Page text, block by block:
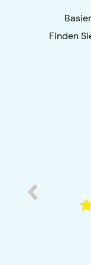
finden